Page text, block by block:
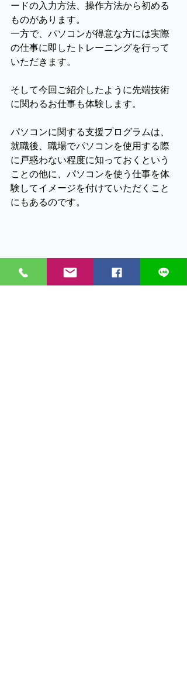
ードの入力方法、操作方法から初める
ものがあります。
一方で、パソコンが得意な方には実際
の仕事に即したトレーニングを行って
いただきます。
そして今回ご紹介したように先端技術
に関わるお仕事も体験します。
パソコンに関する支援プログラムは、
就職後、職場でパソコンを使用する際
に戸惑わない程度に知っておくという
ことの他に、パソコンを使う仕事を体
験してイメージを付けていただくこと
にもあるのです。